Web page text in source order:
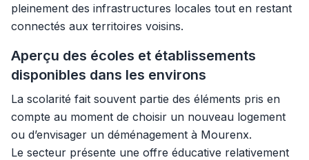
pleinement des infrastructures locales tout en restant
connectés aux territoires voisins.
Aperçu des écoles et établissements
disponibles dans les environs
La scolarité fait souvent partie des éléments pris en
compte au moment de choisir un nouveau logement
ou d’envisager un déménagement à Mourenx.
Le secteur présente une offre éducative relativement